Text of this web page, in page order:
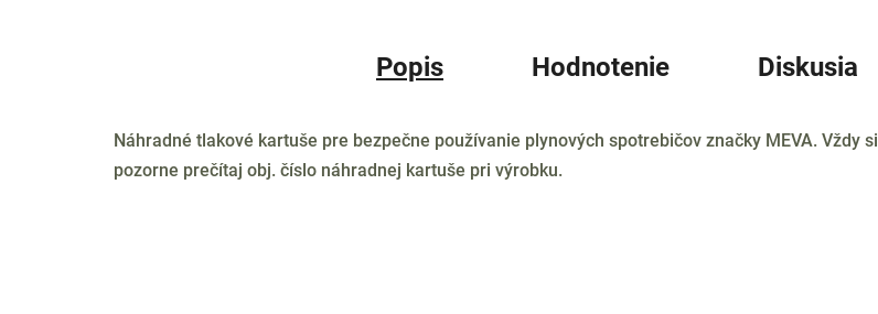
Popis Hodnotenie Diskusia
Náhradné tlakové kartuše pre bezpečne používanie plynových spotrebičov značky MEVA. Vždy si
pozorne prečítaj obj. číslo náhradnej kartuše pri výrobku.